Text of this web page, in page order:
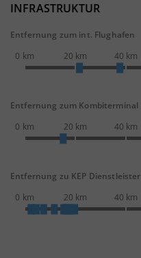
INFRASTRUKTUR
Entfernung zum int. Flughafen
0 km
20 km 40 km
Entfernung zum Kombiterminal
0 km
20 km 40 km
Entfernung zu KEP Dienstleister
0 km
20 km 40 km